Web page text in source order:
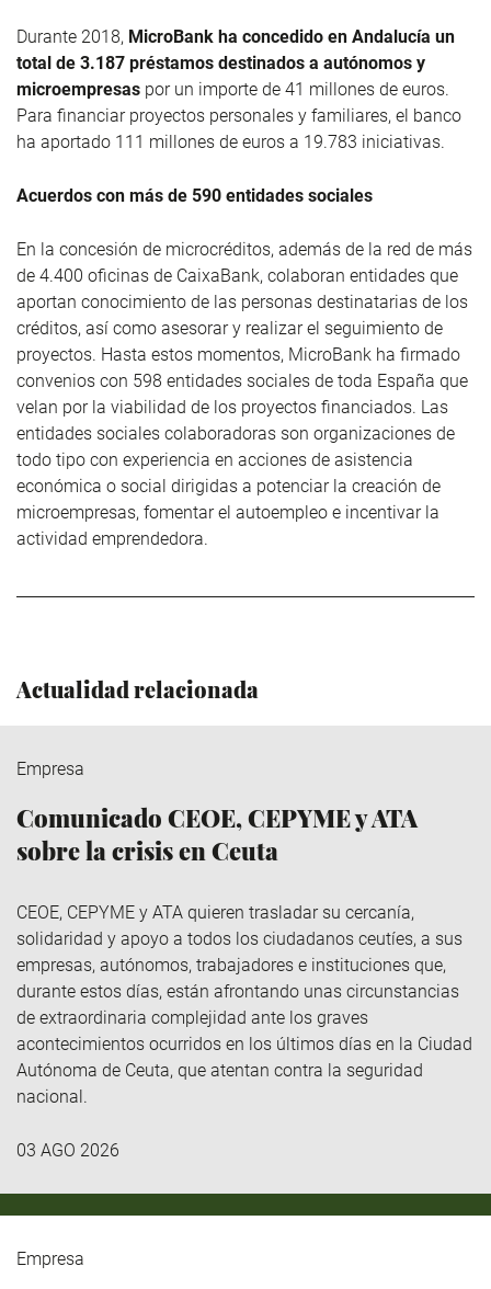
Durante 2018, MicroBank ha concedido en Andalucía un
total de 3.187 préstamos destinados a autónomos y
microempresas por un importe de 41 millones de euros.
Para financiar proyectos personales y familiares, el banco
ha aportado 111 millones de euros a 19.783 iniciativas.
Acuerdos con más de 590 entidades sociales
En la concesión de microcréditos, además de la red de más
de 4.400 oficinas de CaixaBank, colaboran entidades que
aportan conocimiento de las personas destinatarias de los
créditos, así como asesorar y realizar el seguimiento de
proyectos. Hasta estos momentos, MicroBank ha firmado
convenios con 598 entidades sociales de toda España que
velan por la viabilidad de los proyectos financiados. Las
entidades sociales colaboradoras son organizaciones de
todo tipo con experiencia en acciones de asistencia
económica o social dirigidas a potenciar la creación de
microempresas, fomentar el autoempleo e incentivar la
actividad emprendedora.
Actualidad relacionada
Empresa
Comunicado CEOE, CEPYME y ATA
sobre la crisis en Ceuta
CEOE, CEPYME y ATA quieren trasladar su cercanía,
solidaridad y apoyo a todos los ciudadanos ceutíes, a sus
empresas, autónomos, trabajadores e instituciones que,
durante estos días, están afrontando unas circunstancias
de extraordinaria complejidad ante los graves
acontecimientos ocurridos en los últimos días en la Ciudad
Autónoma de Ceuta, que atentan contra la seguridad
nacional.
03 AGO 2026
Empresa